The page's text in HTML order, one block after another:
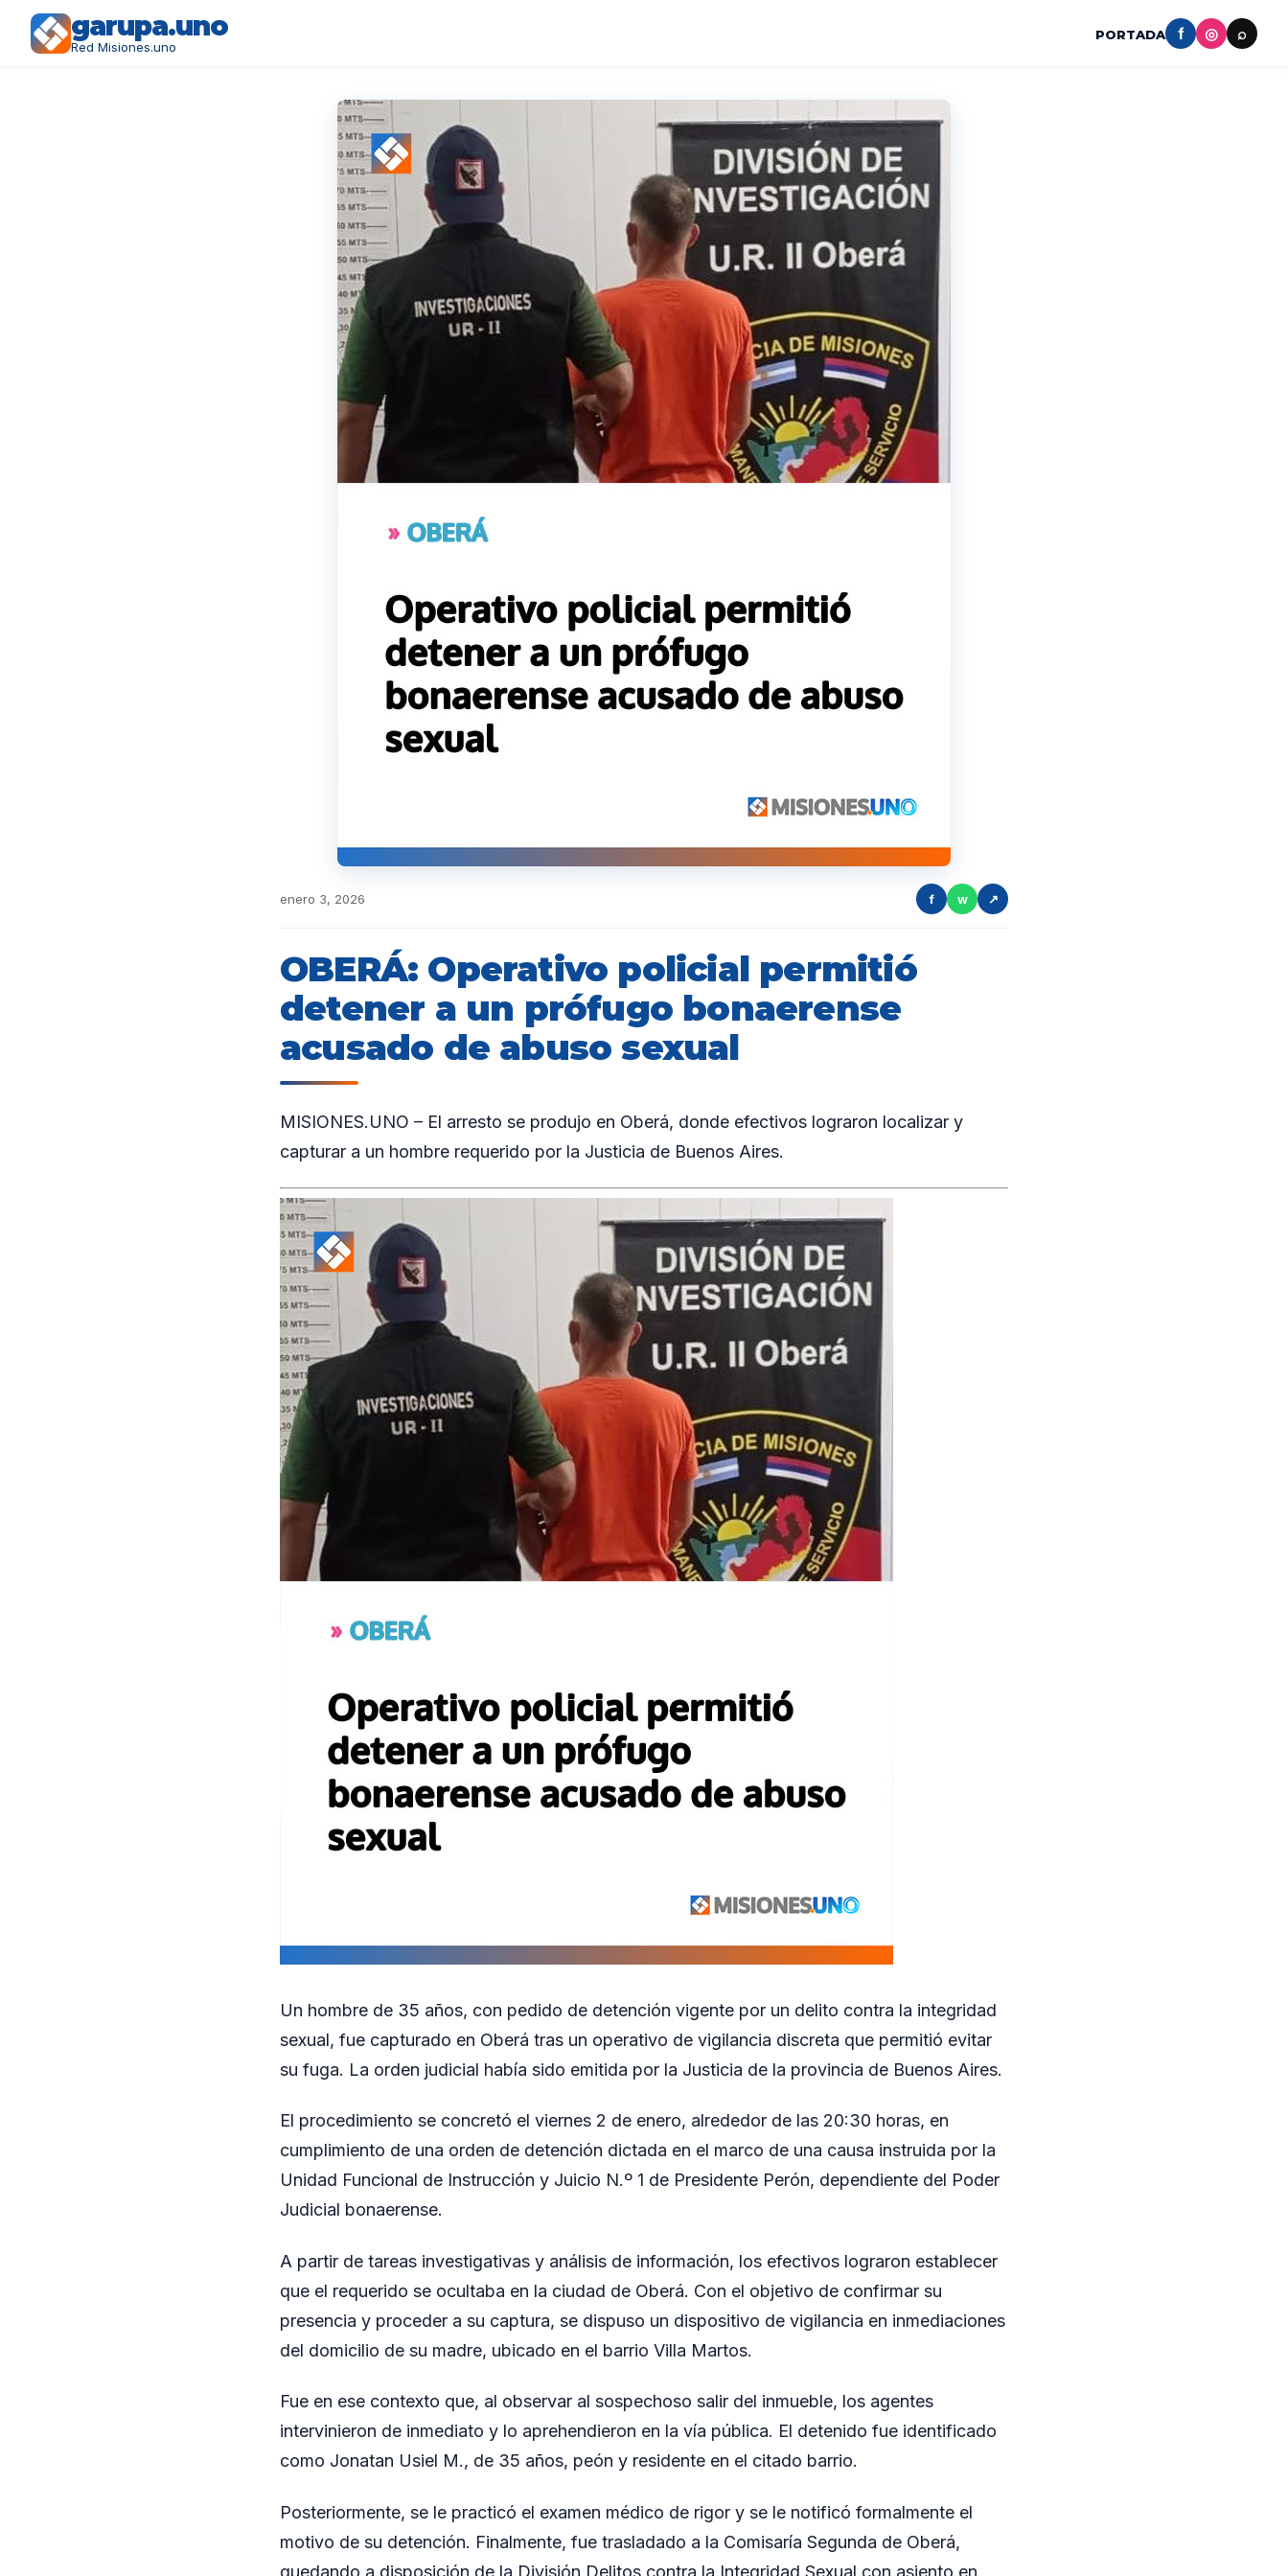
garupa.uno
Red Misiones.uno
PORTADA f ◎ ⌕
enero 3, 2026 f w ↗
OBERÁ: Operativo policial permitió
detener a un prófugo bonaerense
acusado de abuso sexual
MISIONES.UNO – El arresto se produjo en Oberá, donde efectivos lograron localizar y
capturar a un hombre requerido por la Justicia de Buenos Aires.
Un hombre de 35 años, con pedido de detención vigente por un delito contra la integridad
sexual, fue capturado en Oberá tras un operativo de vigilancia discreta que permitió evitar
su fuga. La orden judicial había sido emitida por la Justicia de la provincia de Buenos Aires.
El procedimiento se concretó el viernes 2 de enero, alrededor de las 20:30 horas, en
cumplimiento de una orden de detención dictada en el marco de una causa instruida por la
Unidad Funcional de Instrucción y Juicio N.º 1 de Presidente Perón, dependiente del Poder
Judicial bonaerense.
A partir de tareas investigativas y análisis de información, los efectivos lograron establecer
que el requerido se ocultaba en la ciudad de Oberá. Con el objetivo de confirmar su
presencia y proceder a su captura, se dispuso un dispositivo de vigilancia en inmediaciones
del domicilio de su madre, ubicado en el barrio Villa Martos.
Fue en ese contexto que, al observar al sospechoso salir del inmueble, los agentes
intervinieron de inmediato y lo aprehendieron en la vía pública. El detenido fue identificado
como Jonatan Usiel M., de 35 años, peón y residente en el citado barrio.
Posteriormente, se le practicó el examen médico de rigor y se le notificó formalmente el
motivo de su detención. Finalmente, fue trasladado a la Comisaría Segunda de Oberá,
quedando a disposición de la División Delitos contra la Integridad Sexual con asiento en